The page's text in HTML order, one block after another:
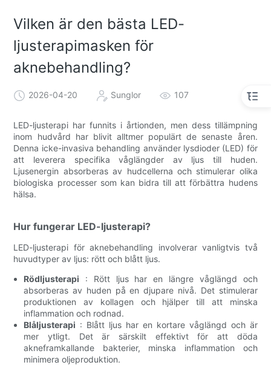
Vilken är den bästa LED-
ljusterapimasken för
aknebehandling?
2026-04-20 Sunglor 107
LED-ljusterapi har funnits i årtionden, men dess tillämpning
inom hudvård har blivit alltmer populärt de senaste åren.
Denna icke-invasiva behandling använder lysdioder (LED) för
att leverera specifika våglängder av ljus till huden.
Ljusenergin absorberas av hudcellerna och stimulerar olika
biologiska processer som kan bidra till att förbättra hudens
hälsa.
Hur fungerar LED-ljusterapi?
LED-ljusterapi för aknebehandling involverar vanligtvis två
huvudtyper av ljus: rött och blått ljus.
Rödljusterapi : Rött ljus har en längre våglängd och
absorberas av huden på en djupare nivå. Det stimulerar
produktionen av kollagen och hjälper till att minska
inflammation och rodnad.
Blåljusterapi : Blått ljus har en kortare våglängd och är
mer ytligt. Det är särskilt effektivt för att döda
akneframkallande bakterier, minska inflammation och
minimera oljeproduktion.